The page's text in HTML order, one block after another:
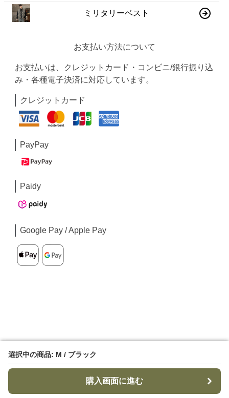
選択中の商品: M / ブラック
購入画面に進む
選択中の商品: M / ブラック
購入画面に進む
ミリタリーベスト
お支払い方法について
お支払いは、クレジットカード・コンビニ/銀行振り込
み・各種電子決済に対応しています。
クレジットカード
PayPay
Paidy
Google Pay / Apple Pay